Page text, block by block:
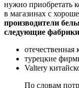
нужно приобретать
в магазинах с
производители
следующие
турецкие
Valtery
По словам